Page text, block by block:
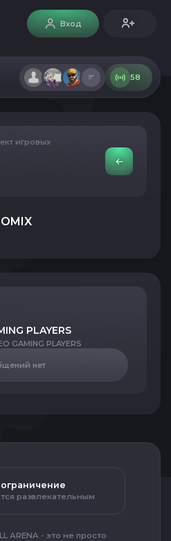
Вход
58
игровых
PLAYERS
GAMING PLAYERS
нет
развлекательным
ARENA - это не просто